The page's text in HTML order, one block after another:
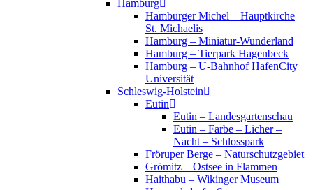
Hamburg
Hamburger Michel – Hauptkirche
St. Michaelis
Hamburg – Miniatur-Wunderland
Hamburg – Tierpark Hagenbeck
Hamburg – U-Bahnhof HafenCity
Universität
Schleswig-Holstein
Eutin
Eutin – Landesgartenschau
Eutin – Farbe – Licher –
Nacht – Schlosspark
Fröruper Berge – Naturschutzgebiet
Grömitz – Ostsee in Flammen
Haithabu – Wikinger Museum